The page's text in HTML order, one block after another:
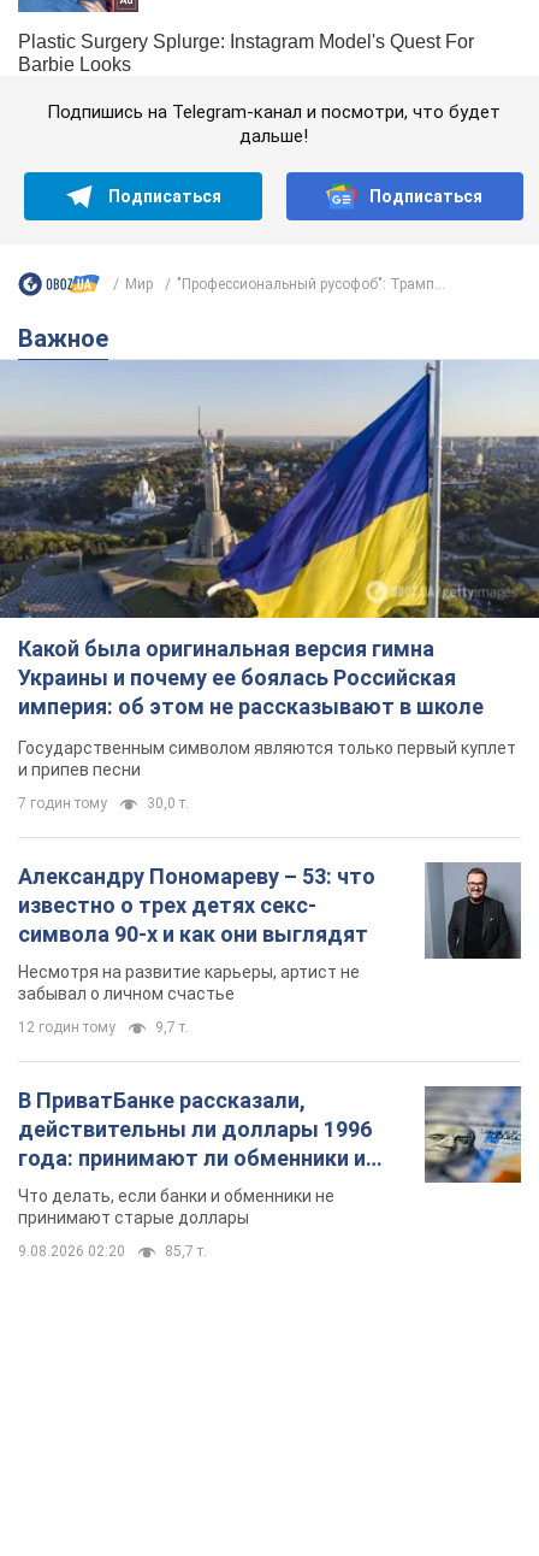
Подпишись на Telegram-канал и посмотри, что будет
дальше!
Подписаться Подписаться
Мир "Профессиональный русофоб": Трамп...
Важное
Какой была оригинальная версия гимна
Украины и почему ее боялась Российская
империя: об этом не рассказывают в школе
Государственным символом являются только первый куплет
и припев песни
7 годин тому 30,0 т.
Александру Пономареву – 53: что
известно о трех детях секс-
символа 90-х и как они выглядят
Несмотря на развитие карьеры, артист не
забывал о личном счастье
12 годин тому 9,7 т.
В ПриватБанке рассказали,
действительны ли доллары 1996
года: принимают ли обменники и
банки такие купюры
Что делать, если банки и обменники не
принимают старые доллары
9.08.2026 02:20 85,7 т.